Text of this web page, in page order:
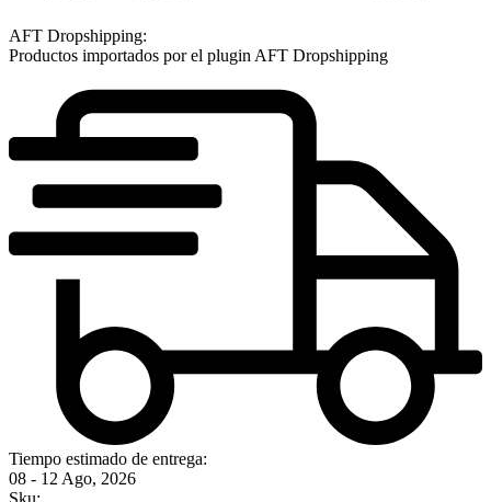
AFT Dropshipping:
Productos importados por el plugin AFT Dropshipping
Tiempo estimado de entrega:
08 - 12 Ago, 2026
Sku: